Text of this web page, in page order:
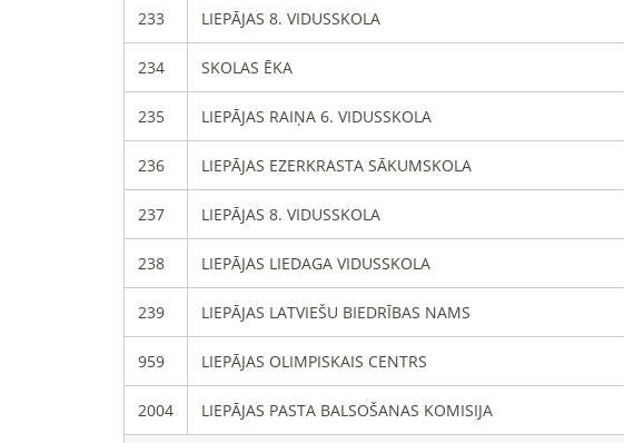
233 LIEPĀJAS 8. VIDUSSKOLA
234 SKOLAS ĒKA
235 LIEPĀJAS RAIŅA 6. VIDUSSKOLA
236 LIEPĀJAS EZERKRASTA SĀKUMSKOLA
237 LIEPĀJAS 8. VIDUSSKOLA
238 LIEPĀJAS LIEDAGA VIDUSSKOLA
239 LIEPĀJAS LATVIEŠU BIEDRĪBAS NAMS
959 LIEPĀJAS OLIMPISKAIS CENTRS
2004 LIEPĀJAS PASTA BALSOŠANAS KOMISIJA